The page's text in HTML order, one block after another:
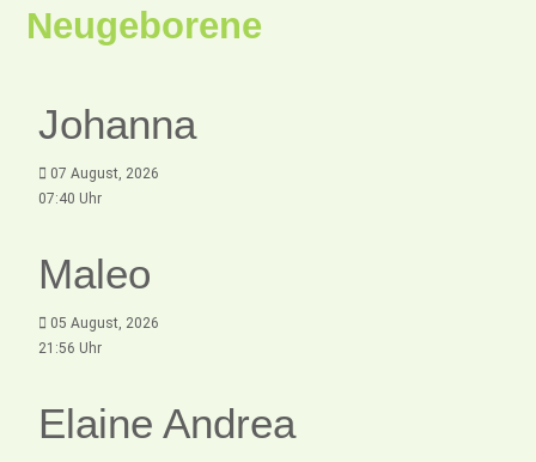
Neugeborene
Johanna
07 August, 2026
07:40 Uhr
Maleo
05 August, 2026
21:56 Uhr
Elaine Andrea